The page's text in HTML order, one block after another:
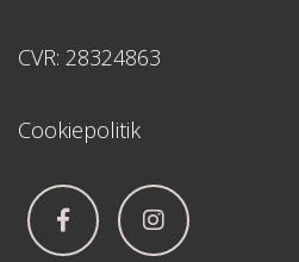
CVR: 28324863
Cookiepolitik